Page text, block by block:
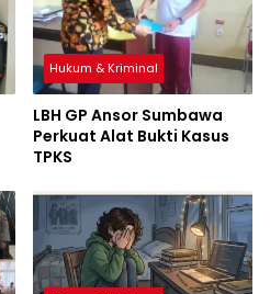
Hukum & Kriminal
LBH GP Ansor Sumbawa
Perkuat Alat Bukti Kasus
TPKS